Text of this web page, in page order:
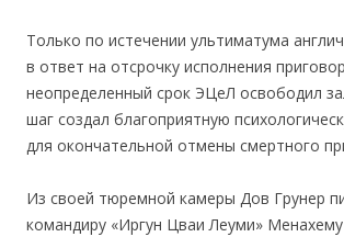
Только по истечении ультиматума
в ответ на отсрочку исполнения
неопределенный срок ЭЦеЛ освободил
шаг создал благоприятную
для окончательной отмены смертного
Из своей тюремной камеры Дов Грунер
командиру «Иргун Цваи Леуми» Менахему